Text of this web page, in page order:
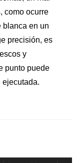
como ocurre
blanca en un
precisión, es
y
punto puede
ejecutada.